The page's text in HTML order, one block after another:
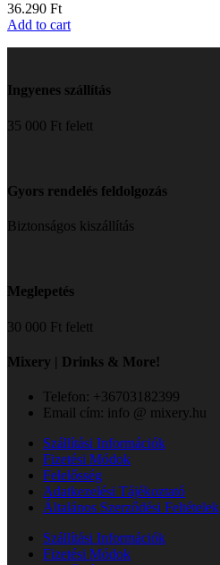
36.290 Ft
Add to cart
Ingyenes szállítás
35 000 Ft felett
Gyors rendelés feldolgozás
Biztonságos kiszállítás
Meglepetés
30 000 Ft felett
Mixery | Drinks & More!
Telefon: +36703182399
Email cím: info @ mixery.hu
Szállítási Információk
Fizetési Módok
Felelősség
Adatkezelési Tájékoztató
Általános Szerződési Feltételek
Szállítási Információk
Fizetési Módok